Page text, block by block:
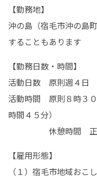
【勤務地】
沖の島（宿毛市沖の島
することもあります
【勤務日数・時間】
活動日数　原則週４日
活動時間　原則８時３
時間４５分）
休憩時間　正午
【雇用形態】
（１）宿毛市地域おこ